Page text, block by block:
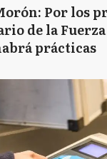
Por los
de la
prácticas